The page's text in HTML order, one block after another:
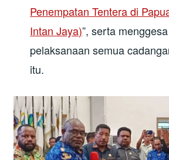
Penempatan Tentera di
Intan Jaya)”, serta
pelaksanaan semua
itu.